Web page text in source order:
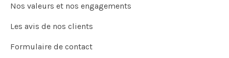
Nos valeurs et nos engagements
Les avis de nos clients
Formulaire de contact